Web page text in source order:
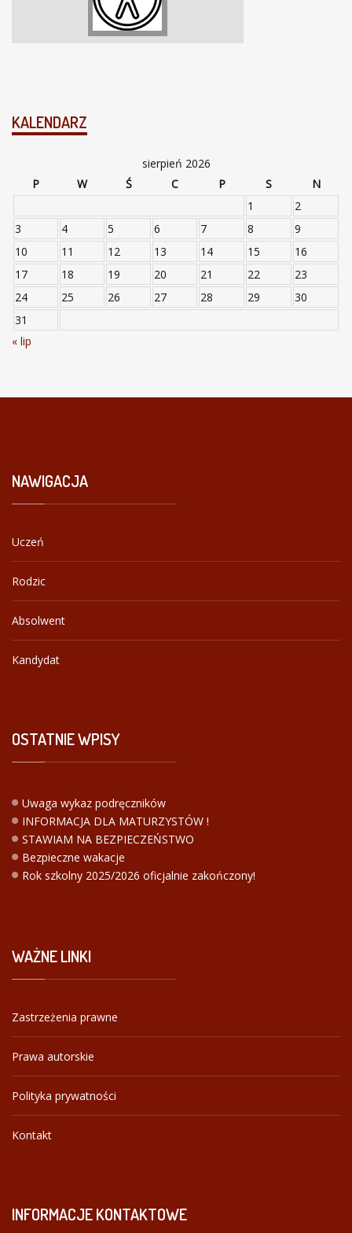
KALENDARZ
sierpień 2026
P
W Ś C P S
N
1
2
3
4 5 6 7 8
9
10
11 12 13 14 15
16
17
18 19 20 21 22
23
24
25 26 27 28 29
30
31
« lip
NAWIGACJA
Uczeń
Rodzic
Absolwent
Kandydat
OSTATNIEWPISY
Uwaga wykaz podręczników
INFORMACJA DLA MATURZYSTÓW !
STAWIAM NA BEZPIECZEŃSTWO
Bezpieczne wakacje
Rok szkolny 2025/2026 oficjalnie zakończony!
WAŻNELINKI
Zastrzeżenia prawne
Prawa autorskie
Polityka prywatności
Kontakt
INFORMACJEKONTAKTOWE